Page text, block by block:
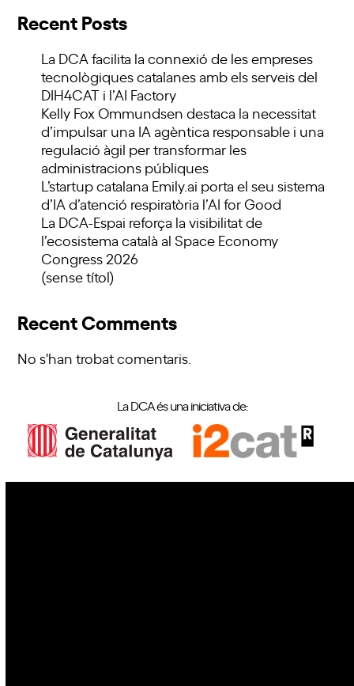
Recent Posts
La DCA facilita la connexió de les empreses
tecnològiques catalanes amb els serveis del
DIH4CAT i l’AI Factory
Kelly Fox Ommundsen destaca la necessitat
d’impulsar una IA agèntica responsable i una
regulació àgil per transformar les
administracions públiques
L’startup catalana Emily.ai porta el seu sistema
d’IA d’atenció respiratòria l’AI for Good
La DCA-Espai reforça la visibilitat de
l’ecosistema català al Space Economy
Congress 2026
(sense títol)
Recent Comments
No s'han trobat comentaris.
La DCA és una iniciativa de: